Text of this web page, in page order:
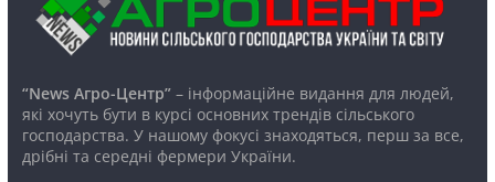
“News Агро-Центр”– інформаційне видання для людей,
які хочуть бути в курсі основних трендів сільського
господарства. У нашому фокусі знаходяться, перш за все,
дрібні та середні фермери України.